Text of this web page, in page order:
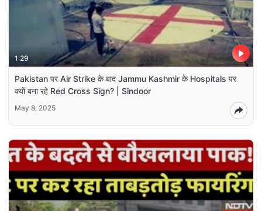
1:29
Pakistan पर Air Strike के बाद Jammu Kashmir के Hospitals पर
क्यों बना रहे Red Cross Sign? | Sindoor
May 8, 2025